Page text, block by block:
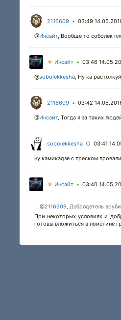
2116609 • 03:49
@Инсайт, Вообще то соболек
★ Инсайт • 03:46
@sobolekkesha, Ну ка
2116609 • 03:42
@Инсайт, Тогда я за таких
sobolekkesha ○ 03:41
ну камикадзе с треском
★ Инсайт • 03:40
@2116609, Добродетель
При некоторых условиях и
готовы вложиться в поистине